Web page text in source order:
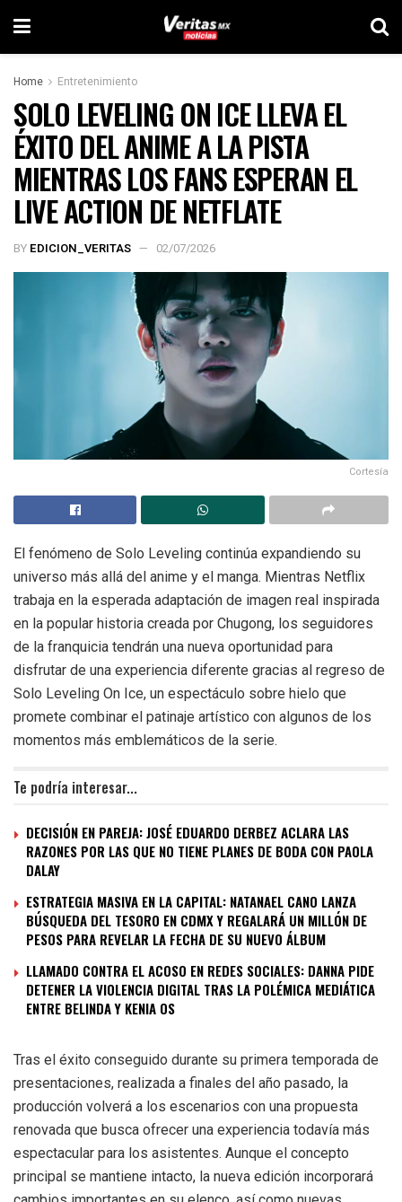
Home Entretenimiento
SOLO LEVELING ON ICE LLEVA EL
ÉXITO DEL ANIME A LA PISTA
MIENTRAS LOS FANS ESPERAN EL
LIVE ACTION DE NETFLATE
BY EDICION_VERITAS 02/07/2026
Cortesía
El fenómeno de Solo Leveling continúa expandiendo su
universo más allá del anime y el manga. Mientras Netflix
trabaja en la esperada adaptación de imagen real inspirada
en la popular historia creada por Chugong, los seguidores
de la franquicia tendrán una nueva oportunidad para
disfrutar de una experiencia diferente gracias al regreso de
Solo Leveling On Ice, un espectáculo sobre hielo que
promete combinar el patinaje artístico con algunos de los
momentos más emblemáticos de la serie.
Te podría interesar...
DECISIÓN EN PAREJA: JOSÉ EDUARDO DERBEZ ACLARA LAS
RAZONES POR LAS QUE NO TIENE PLANES DE BODA CON PAOLA
DALAY
ESTRATEGIA MASIVA EN LA CAPITAL: NATANAEL CANO LANZA
BÚSQUEDA DEL TESORO EN CDMX Y REGALARÁ UN MILLÓN DE
PESOS PARA REVELAR LA FECHA DE SU NUEVO ÁLBUM
LLAMADO CONTRA EL ACOSO EN REDES SOCIALES: DANNA PIDE
DETENER LA VIOLENCIA DIGITAL TRAS LA POLÉMICA MEDIÁTICA
ENTRE BELINDA Y KENIA OS
Tras el éxito conseguido durante su primera temporada de
presentaciones, realizada a finales del año pasado, la
producción volverá a los escenarios con una propuesta
renovada que busca ofrecer una experiencia todavía más
espectacular para los asistentes. Aunque el concepto
principal se mantiene intacto, la nueva edición incorporará